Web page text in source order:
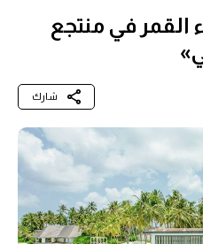
القمر في منتجع
شارك